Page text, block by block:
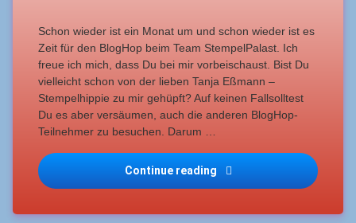
Schon wieder ist ein Monat um und schon wieder ist es
Zeit für den BlogHop beim Team StempelPalast. Ich
freue ich mich, dass Du bei mir vorbeischaust. Bist Du
vielleicht schon von der lieben Tanja Eßmann –
Stempelhippie zu mir gehüpft? Auf keinen Fallsolltest
Du es aber versäumen, auch die anderen BlogHop-
Teilnehmer zu besuchen. Darum …
Continue reading BlogHop StempelPalast